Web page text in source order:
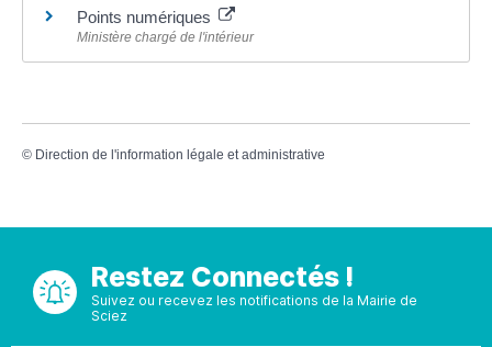
Points numériques
Ministère chargé de l'intérieur
© Direction de l'information légale et administrative
Restez Connectés !
Suivez ou recevez les notifications de la Mairie de
Sciez